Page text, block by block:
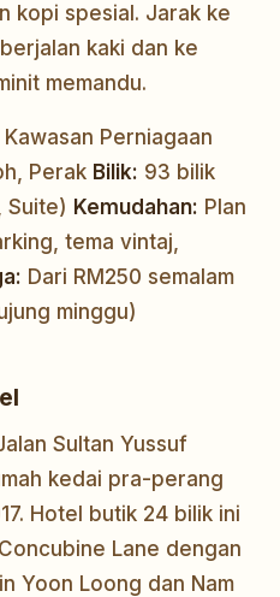
kopi spesial. Jarak ke
kaki dan ke
memandu.
Perniagaan
Perak Bilik: 93 bilik
Suite) Kemudahan: Plan
tema vintaj,
Dari RM250 semalam
minggu)
Sultan Yussuf
kedai pra-perang
Hotel butik 24 bilik ini
Lane dengan
Yoon Loong dan Nam